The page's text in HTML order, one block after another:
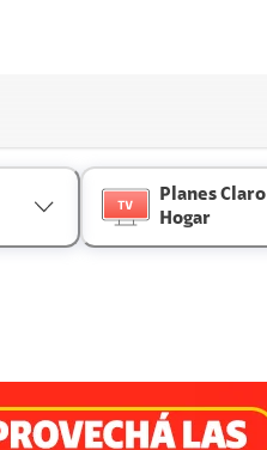
Planes Claro
Hogar